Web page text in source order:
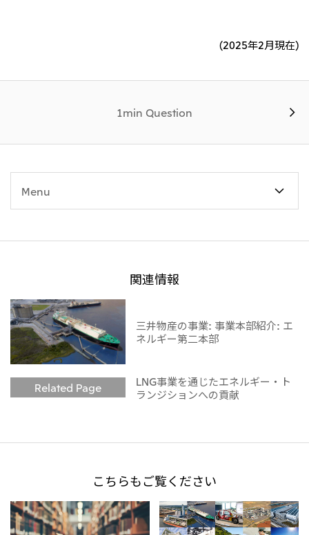
(2025年2月現在)
1min Question
Menu
関連情報
三井物産の事業: 事業本部紹介: エ
ネルギー第二本部
Related Page
LNG事業を通じたエネルギー・ト
ランジションへの貢献
こちらもご覧ください